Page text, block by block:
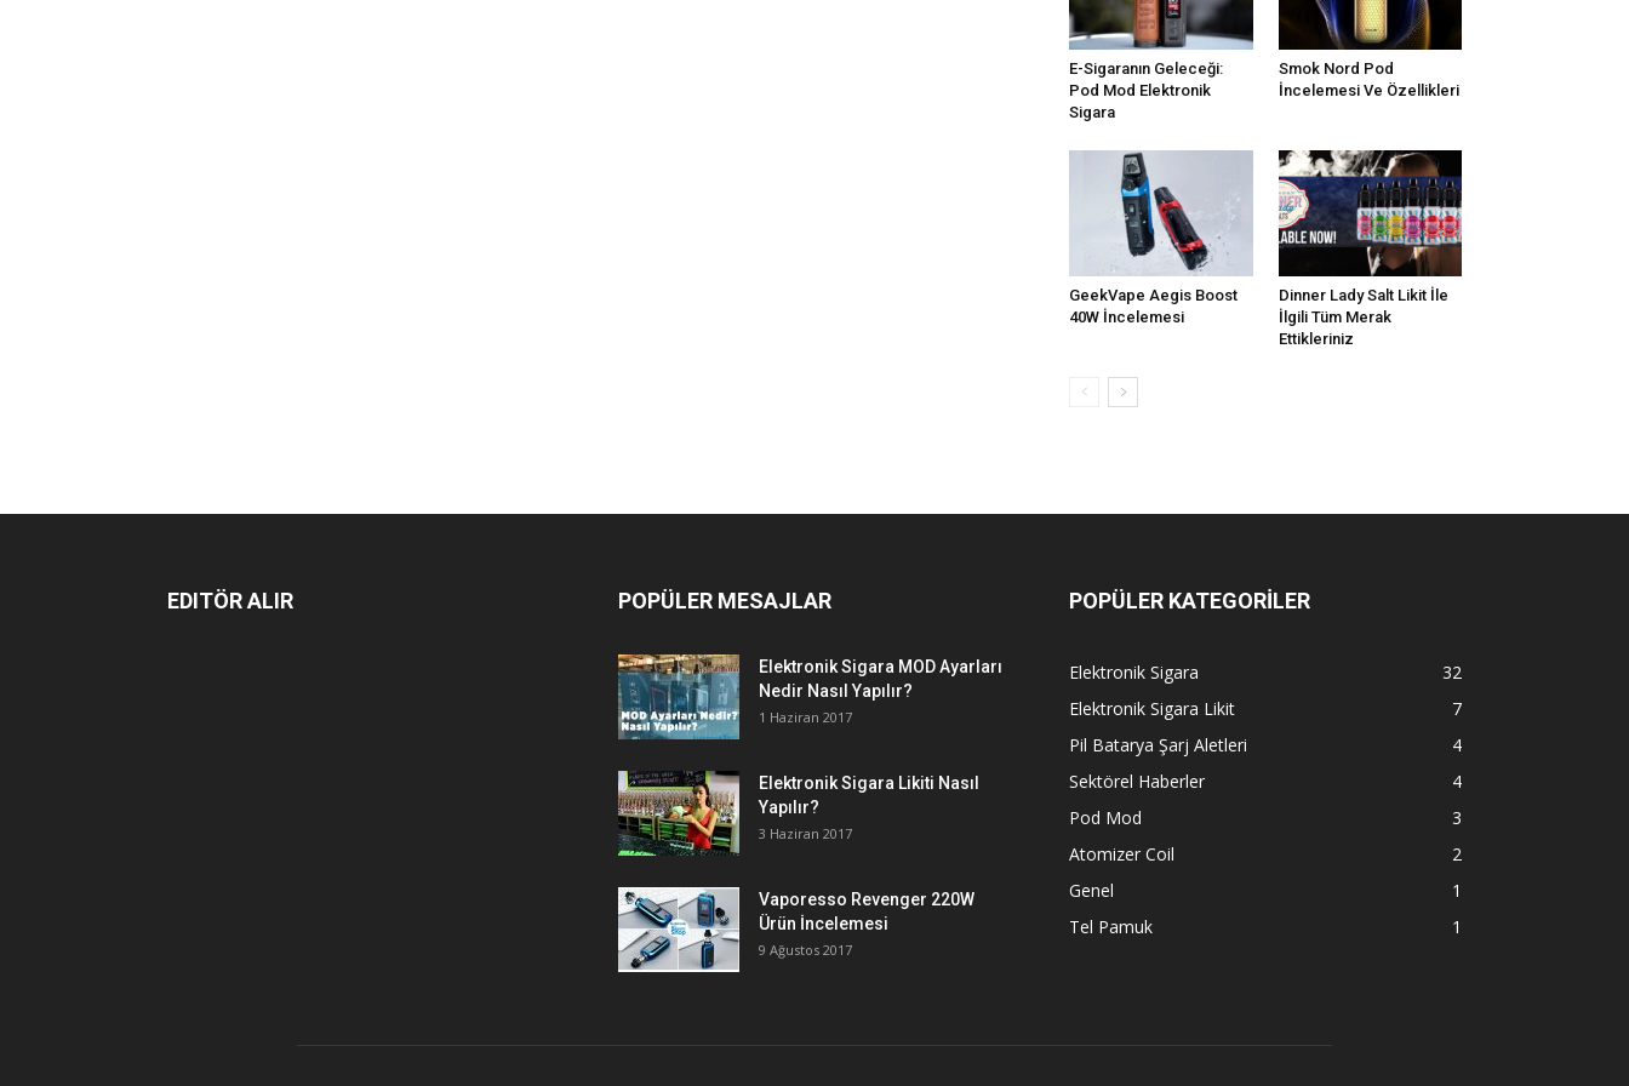
E-Sigaranın Geleceği:
Pod Mod Elektronik
Sigara
Smok Nord Pod
İncelemesi Ve Özellikleri
GeekVape Aegis Boost
40W İncelemesi
Dinner Lady Salt Likit İle
İlgili Tüm Merak
Ettikleriniz
EDITÖR ALIR POPÜLER MESAJLAR
Elektronik Sigara MOD Ayarları
Nedir Nasıl Yapılır?
1 Haziran 2017
Elektronik Sigara Likiti Nasıl
Yapılır?
3 Haziran 2017
Vaporesso Revenger 220W
Ürün İncelemesi
9 Ağustos 2017
POPÜLER KATEGORİLER
Elektronik Sigara
32
Elektronik Sigara Likit
7
Pil Batarya Şarj Aletleri
4
Sektörel Haberler
4
Pod Mod
3
Atomizer Coil
2
Genel
1
Tel Pamuk
1